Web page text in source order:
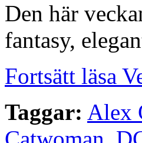
Den här
fantasy,
Fortsätt läsa
Taggar: Alex